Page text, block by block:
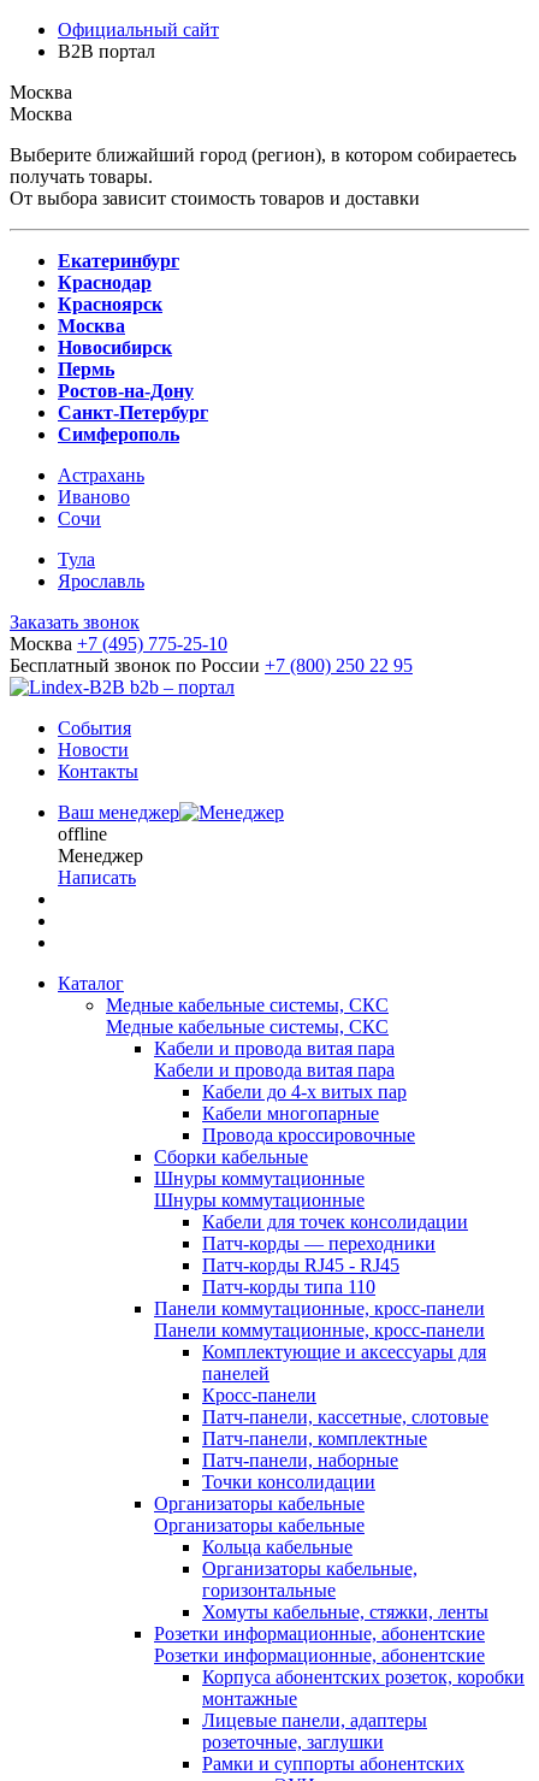
Официальный сайт
B2B портал
Москва
Москва
Выберите ближайший город (регион), в котором собираетесь
получать товары.
От выбора зависит стоимость товаров и доставки
Екатеринбург
Краснодар
Красноярск
Москва
Новосибирск
Пермь
Ростов-на-Дону
Санкт-Петербург
Симферополь
Астрахань
Иваново
Сочи
Тула
Ярославль
Заказать звонок
Москва +7 (495) 775-25-10
Бесплатный звонок по России +7 (800) 250 22 95
b2b – портал
События
Новости
Контакты
Ваш менеджер
offline
Менеджер
Написать
Каталог
Медные кабельные системы, СКС
Медные кабельные системы, СКС
Кабели и провода витая пара
Кабели и провода витая пара
Кабели до 4-х витых пар
Кабели многопарные
Провода кроссировочные
Сборки кабельные
Шнуры коммутационные
Шнуры коммутационные
Кабели для точек консолидации
Патч-корды — переходники
Патч-корды RJ45 - RJ45
Патч-корды типа 110
Панели коммутационные, кросс-панели
Панели коммутационные, кросс-панели
Комплектующие и аксессуары для
панелей
Кросс-панели
Патч-панели, кассетные, слотовые
Патч-панели, комплектные
Патч-панели, наборные
Точки консолидации
Организаторы кабельные
Организаторы кабельные
Кольца кабельные
Организаторы кабельные,
горизонтальные
Хомуты кабельные, стяжки, ленты
Розетки информационные, абонентские
Розетки информационные, абонентские
Корпуса абонентских розеток, коробки
монтажные
Лицевые панели, адаптеры
розеточные, заглушки
Рамки и суппорты абонентских